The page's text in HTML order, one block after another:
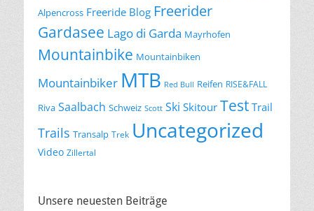
Alpencross Freeride Blog Freerider
Gardasee Lago di Garda Mayrhofen
Mountainbike Mountainbiken
Mountainbiker MTB Red Bull Reifen RISE&FALL
Riva Saalbach Schweiz Scott Ski Skitour Test Trail
Trails Transalp Trek Uncategorized
Video Zillertal
Unsere neuesten Beiträge